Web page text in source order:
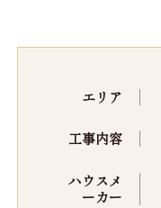
エリア
工事内容
ハウスメ
ーカー